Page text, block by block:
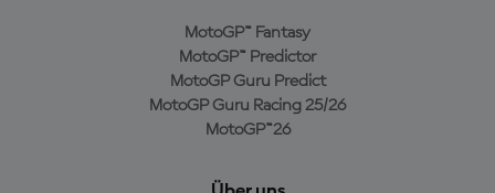
MotoGP™ Fantasy
MotoGP™ Predictor
MotoGP Guru Predict
MotoGP Guru Racing 25/26
MotoGP™26